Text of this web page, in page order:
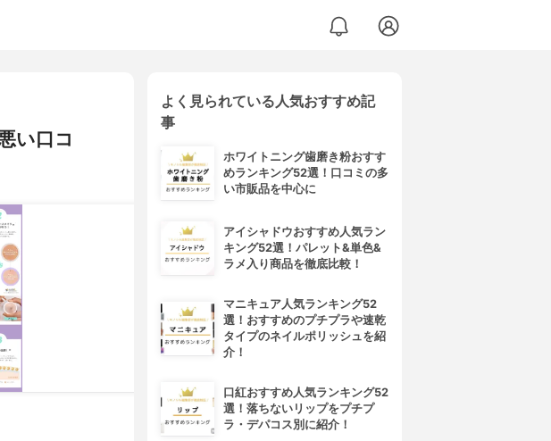
い口コ
よく見られている人気おすすめ記
事
ホワイトニング歯磨き粉おすす
めランキング52選！口コミの多
い市販品を中心に
アイシャドウおすすめ人気ラン
キング52選！パレット&単色&
ラメ入り商品を徹底比較！
マニキュア人気ランキング52
選！おすすめのプチプラや速乾
タイプのネイルポリッシュを紹
介！
口紅おすすめ人気ランキング52
選！落ちないリップをプチプ
ラ・デパコス別に紹介！